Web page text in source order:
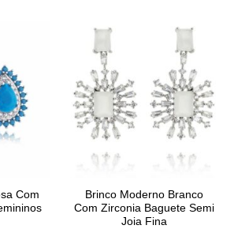
Com
Brinco Moderno Branco
Com Zirconia Baguete Semi
Joia Fina